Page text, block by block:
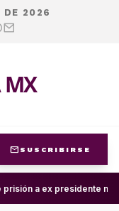
DE 2026
MX
mail SUSCRIBIRSE
prisión a ex presidente